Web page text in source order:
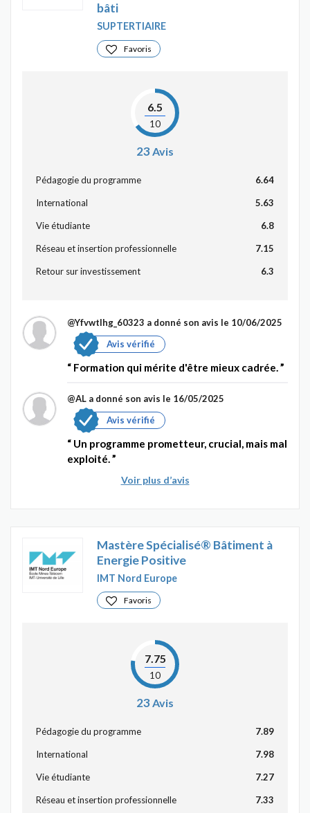
bâti
SUPTERTIAIRE
Favoris
6.5
10
23 Avis
Pédagogie du programme 6.64
International 5.63
Vie étudiante 6.8
Réseau et insertion professionnelle 7.15
Retour sur investissement 6.3
@Yfvwtlhg_60323 a donné son avis le 10/06/2025
Avis vérifié
Formation qui mérite d'être mieux cadrée.
@AL a donné son avis le 16/05/2025
Avis vérifié
Un programme prometteur, crucial, mais mal
exploité.
Voir plus d’avis
Mastère Spécialisé® Bâtiment à
Energie Positive
IMT Nord Europe
Favoris
7.75
10
23Avis
Pédagogie du programme 7.89
International 7.98
Vie étudiante 7.27
Réseau et insertion professionnelle 7.33